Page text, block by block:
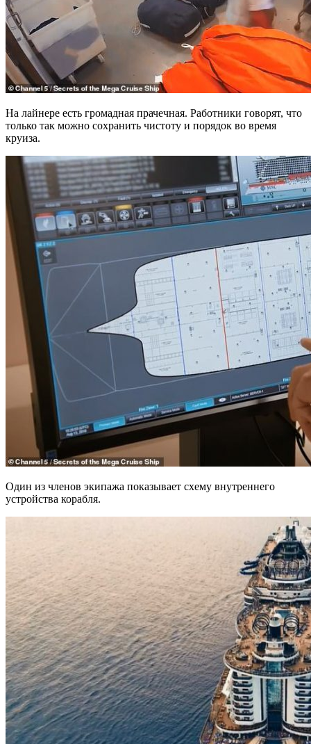
На лайнере есть громадная прачечная. Работники говорят, что
только так можно сохранить чистоту и порядок во время
круиза.
Один из членов экипажа показывает схему внутреннего
устройства корабля.